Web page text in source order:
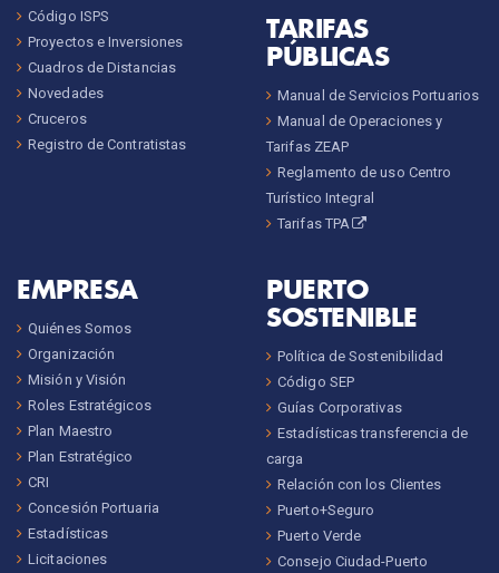
Código ISPS
Proyectos e Inversiones
Cuadros de Distancias
Novedades
Cruceros
Registro de Contratistas
TARIFAS
PÚBLICAS
Manual de Servicios Portuarios
Manual de Operaciones y
Tarifas ZEAP
Reglamento de uso Centro
Turístico Integral
Tarifas TPA
EMPRESA
Quiénes Somos
Organización
Misión y Visión
Roles Estratégicos
Plan Maestro
Plan Estratégico
CRI
Concesión Portuaria
Estadísticas
Licitaciones
PUERTO
SOSTENIBLE
Política de Sostenibilidad
Código SEP
Guías Corporativas
Estadísticas transferencia de
carga
Relación con los Clientes
Puerto+Seguro
Puerto Verde
Consejo Ciudad-Puerto